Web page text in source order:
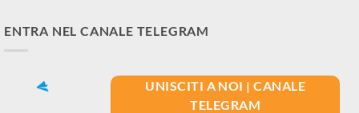
ENTRA NEL CANALE TELEGRAM
UNISCITI A NOI | CANALE
TELEGRAM